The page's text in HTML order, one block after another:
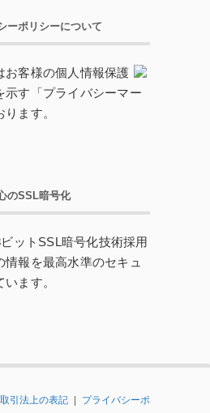
ーポリシーについて
お客様の個人情報保護
示す「プライバシーマー
ます。
のSSL暗号化
ットSSL暗号化技術採用
情報を最高水準のセキュ
ます。
引法上の表記 |
プライバシーポ